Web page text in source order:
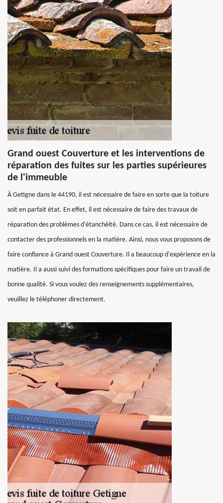
Grand ouest Couverture et les interventions de
réparation des fuites sur les parties supérieures
de l'immeuble
À Getigne dans le 44190, il est nécessaire de faire en sorte que la toiture
soit en parfait état. En effet, il est nécessaire de faire des travaux de
réparation des problèmes d'étanchéité. Dans ce cas, il est nécessaire de
contacter des professionnels en la matière. Ainsi, nous vous proposons de
faire confiance à Grand ouest Couverture. Il a beaucoup d'expérience en la
matière. Il a aussi suivi des formations spécifiques pour faire un travail de
bonne qualité. Si vous voulez des renseignements supplémentaires,
veuillez le téléphoner directement.